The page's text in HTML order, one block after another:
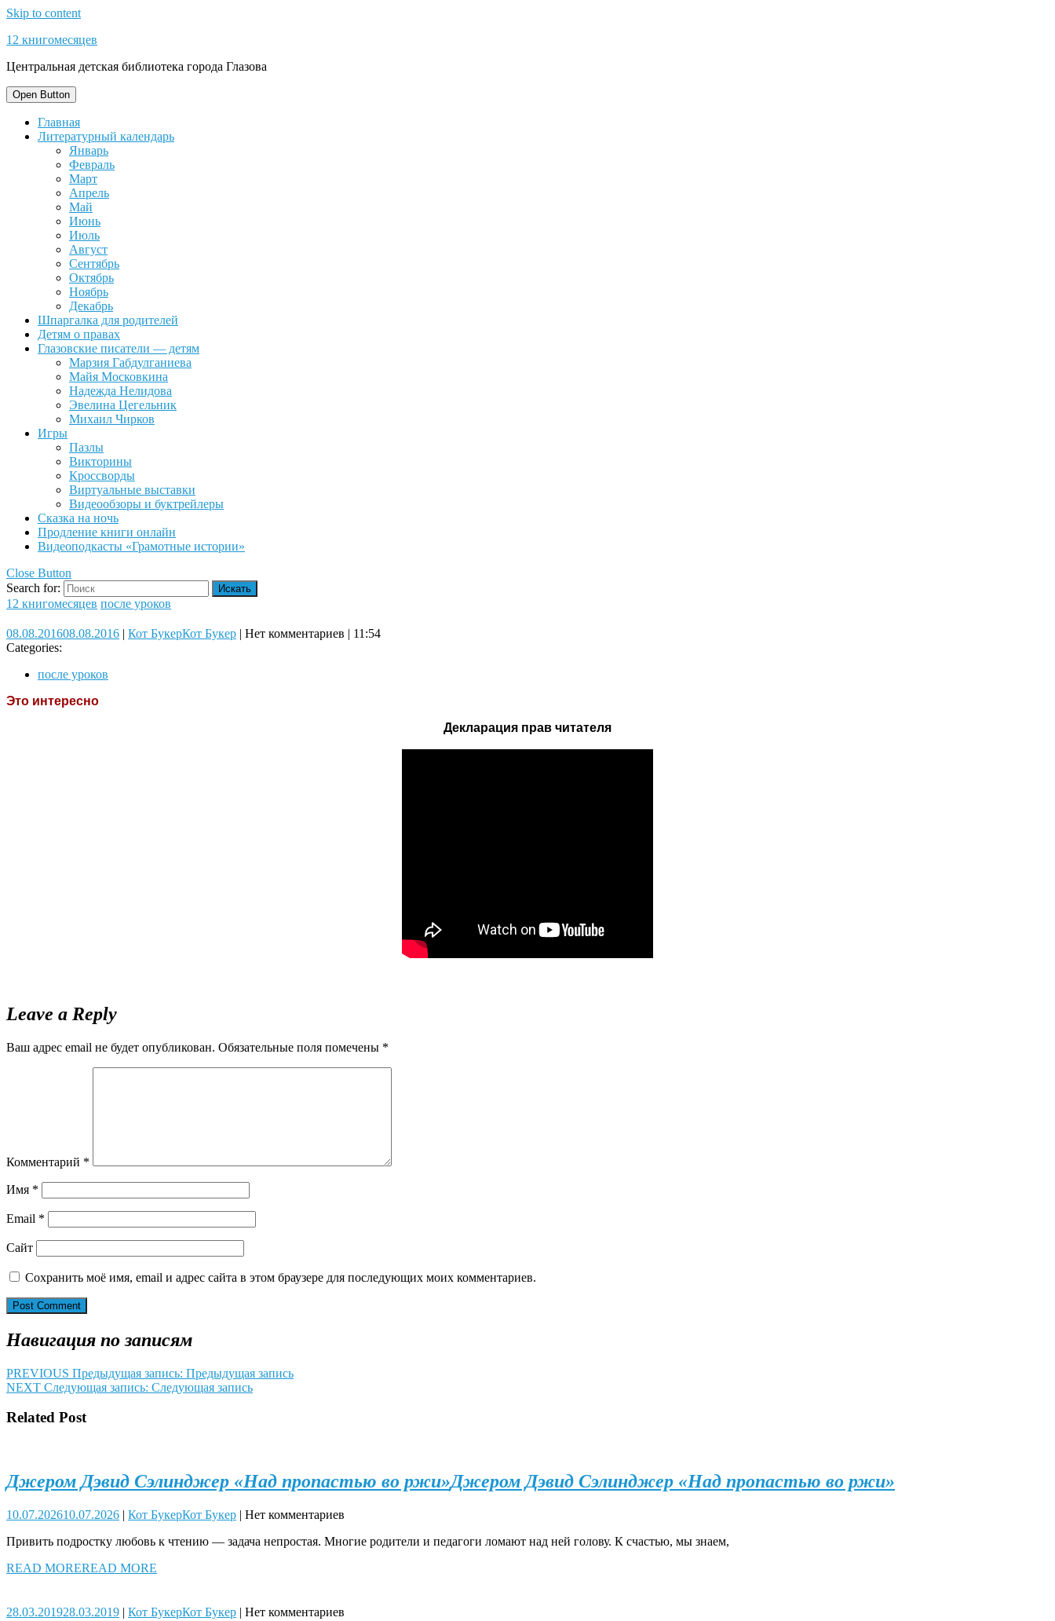
Skip to content
12 книгомесяцев
Центральная детская библиотека города Глазова
Open Button
Главная
Литературный календарь
Январь
Февраль
Март
Апрель
Май
Июнь
Июль
Август
Сентябрь
Октябрь
Ноябрь
Декабрь
Шпаргалка для родителей
Детям о правах
Глазовские писатели — детям
Марзия Габдулганиева
Майя Московкина
Надежда Нелидова
Эвелина Цегельник
Михаил Чирков
Игры
Пазлы
Викторины
Кроссворды
Виртуальные выставки
Видеообзоры и буктрейлеры
Сказка на ночь
Продление книги онлайн
Видеоподкасты «Грамотные истории»
Close Button
Search for:
12 книгомесяцев после уроков
08.08.201608.08.2016 | Кот БукерКот Букер | Нет комментариев | 11:54
Categories:
после уроков
Это интересно
Декларация прав читателя
Leave a Reply
Ваш адрес email не будет опубликован. Обязательные поля помечены *
Комментарий *
Имя *
Email *
Сайт
Сохранить моё имя, email и адрес сайта в этом браузере для последующих моих комментариев.
Навигация по записям
PREVIOUS Предыдущая запись: Предыдущая запись
NEXT Следующая запись: Следующая запись
Related Post
Джером Дэвид Сэлинджер «Над пропастью во ржи»Джером Дэвид Сэлинджер «Над пропастью во ржи»
10.07.202610.07.2026 | Кот БукерКот Букер | Нет комментариев
Привить подростку любовь к чтению — задача непростая. Многие родители и педагоги ломают над ней голову. К счастью, мы знаем,
READ MOREREAD MORE
28.03.201928.03.2019 | Кот БукерКот Букер | Нет комментариев